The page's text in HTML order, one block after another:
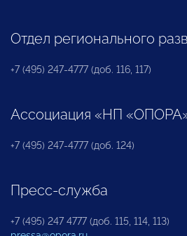
Отдел регионального
+7 (495) 247-4777 (доб. 116, 117)
Ассоциация «НП
+7 (495) 247-4777 (доб. 124)
Пресс-служба
+7 (495) 247 4777 (доб. 115, 114, 113)